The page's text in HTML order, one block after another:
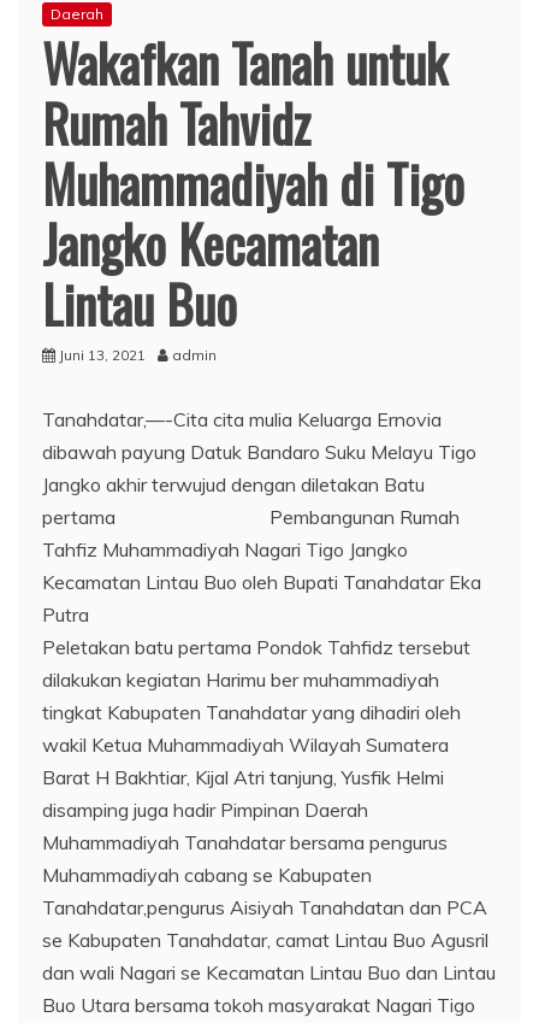
Daerah
Wakafkan Tanah untuk
Rumah Tahvidz
Muhammadiyah di Tigo
Jangko Kecamatan
Lintau Buo
Juni 13, 2021 admin
Tanahdatar,—-Cita cita mulia Keluarga Ernovia
dibawah payung Datuk Bandaro Suku Melayu Tigo
Jangko akhir terwujud dengan diletakan Batu
pertama Pembangunan Rumah
Tahfiz Muhammadiyah Nagari Tigo Jangko
Kecamatan Lintau Buo oleh Bupati Tanahdatar Eka
Putra
Peletakan batu pertama Pondok Tahfidz tersebut
dilakukan kegiatan Harimu ber muhammadiyah
tingkat Kabupaten Tanahdatar yang dihadiri oleh
wakil Ketua Muhammadiyah Wilayah Sumatera
Barat H Bakhtiar, Kijal Atri tanjung, Yusfik Helmi
disamping juga hadir Pimpinan Daerah
Muhammadiyah Tanahdatar bersama pengurus
Muhammadiyah cabang se Kabupaten
Tanahdatar,pengurus Aisiyah Tanahdatan dan PCA
se Kabupaten Tanahdatar, camat Lintau Buo Agusril
dan wali Nagari se Kecamatan Lintau Buo dan Lintau
Buo Utara bersama tokoh masyarakat Nagari Tigo